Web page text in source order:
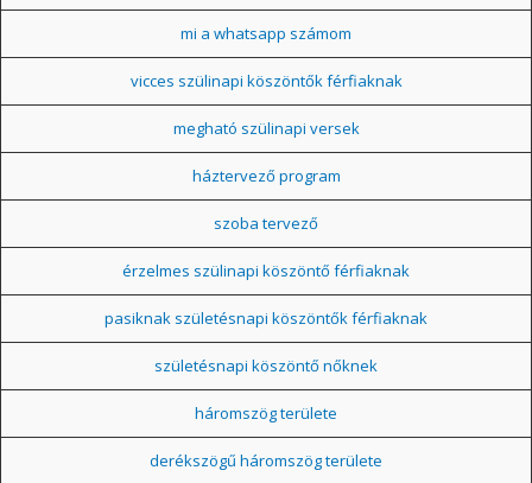
mi a whatsapp számom
vicces szülinapi köszöntők férfiaknak
megható szülinapi versek
háztervező program
szoba tervező
érzelmes szülinapi köszöntő férfiaknak
pasiknak születésnapi köszöntők férfiaknak
születésnapi köszöntő nőknek
háromszög területe
derékszögű háromszög területe